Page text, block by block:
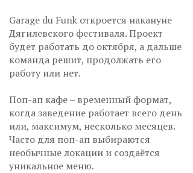
Garage du Funk откроется накануне
Дягилевского фестиваля. Проект
будет работать до октября, а дальше
команда решит, продолжать его
работу или нет.
Поп-ап кафе – временный формат,
когда заведение работает всего день
или, максимум, несколько месяцев.
Часто для поп-ап выбираются
необычные локации и создаётся
уникальное меню.